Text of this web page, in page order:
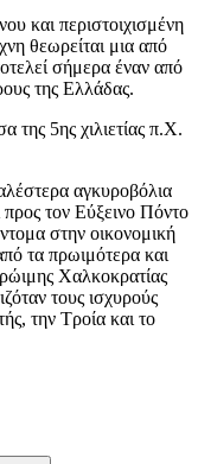
και περιστοιχισμένη
θεωρείται μια από
σήμερα έναν από
της Ελλάδας.
της 5ης χιλιετίας π.Χ.
αγκυροβόλια
τον Εύξεινο Πόντο
στην οικονομική
τα πρωιμότερα και
Χαλκοκρατίας
τους ισχυρούς
την Τροία και το